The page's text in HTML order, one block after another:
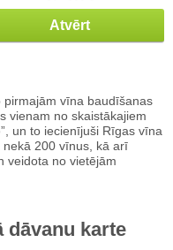
Atvērt
vīna baudīšanas
vienam no skaistākajiem
un to iecienījuši Rīgas vīna
200 vīnus, kā arī
veidota no vietējām
dāvanu karte